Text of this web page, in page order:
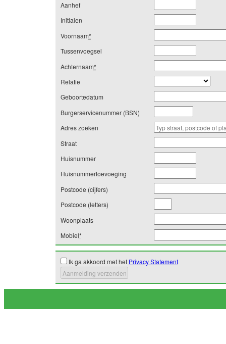
Aanhef
Initialen
Voornaam*
Tussenvoegsel
Achternaam*
Relatie
Geboortedatum
Burgerservicenummer (BSN)
Adres zoeken
Straat
Huisnummer
Huisnummertoevoeging
Postcode (cijfers)
Postcode (letters)
Woonplaats
Mobiel*
Ik ga akkoord met het Privacy Statement